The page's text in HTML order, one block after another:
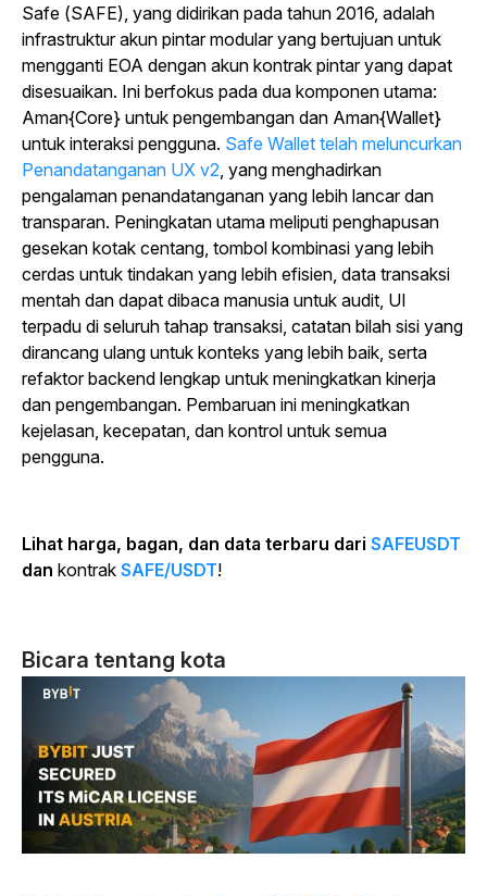
Safe (SAFE), yang didirikan pada tahun 2016, adalah
infrastruktur akun pintar modular yang bertujuan untuk
mengganti EOA dengan akun kontrak pintar yang dapat
disesuaikan. Ini berfokus pada dua komponen utama:
Aman{Core} untuk pengembangan dan Aman{Wallet}
untuk interaksi pengguna. Safe Wallet telah meluncurkan
Penandatanganan UX v2 , yang menghadirkan
pengalaman penandatanganan yang lebih lancar dan
transparan. Peningkatan utama meliputi penghapusan
gesekan kotak centang, tombol kombinasi yang lebih
cerdas untuk tindakan yang lebih efisien, data transaksi
mentah dan dapat dibaca manusia untuk audit, UI
terpadu di seluruh tahap transaksi, catatan bilah sisi yang
dirancang ulang untuk konteks yang lebih baik, serta
refaktor backend lengkap untuk meningkatkan kinerja
dan pengembangan. Pembaruan ini meningkatkan
kejelasan, kecepatan, dan kontrol untuk semua
pengguna.
Lihat harga, bagan, dan data terbaru dari SAFEUSDT
dan kontrak SAFE/USDT!
Bicara tentang kota